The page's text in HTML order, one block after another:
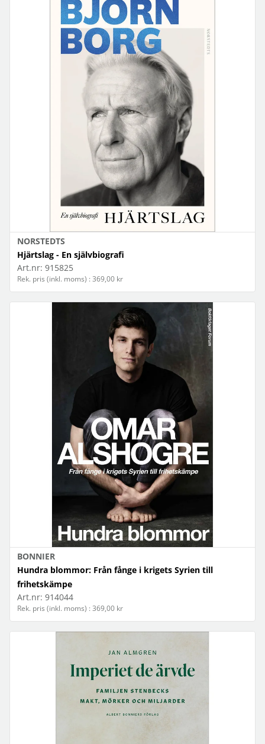
NORSTEDTS
Hjärtslag - En självbiografi
Art.nr: 915825
Rek. pris (inkl. moms) : 369,00 kr
BONNIER
Hundra blommor: Från fånge i krigets Syrien till
frihetskämpe
Art.nr: 914044
Rek. pris (inkl. moms) : 369,00 kr